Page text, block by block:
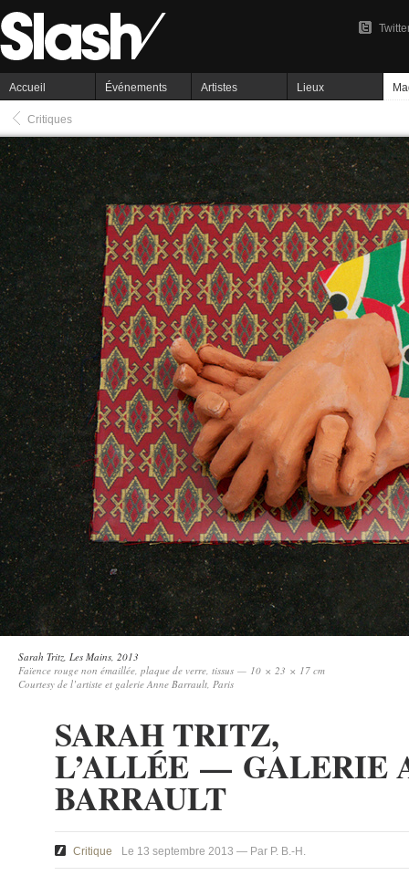
Accueil Événements Artistes Lieux
Critiques
Sarah Tritz, Les Mains, 2013
Faïence rouge non émaillée, plaque de verre, tissus — 10 × 23 × 17 cm
Courtesy de l’artiste et galerie Anne Barrault, Paris
SARAH TRITZ,
L’ALLÉE — GALERIE
BARRAULT
Critique Le 13 septembre 2013 — Par P. B.-H.